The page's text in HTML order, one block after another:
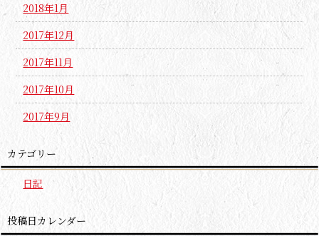
2018年1月
2017年12月
2017年11月
2017年10月
2017年9月
カテゴリー
日記
投稿日カレンダー